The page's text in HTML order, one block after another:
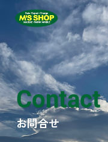
株式会社エムズシ
Contact
お問合せ